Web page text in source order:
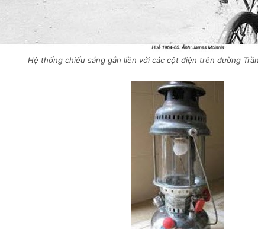
Hệ thống chiếu sáng gắn liền với các cột điện trên đường